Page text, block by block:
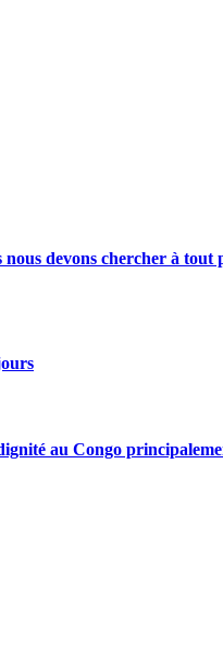
devons chercher à
au Congo